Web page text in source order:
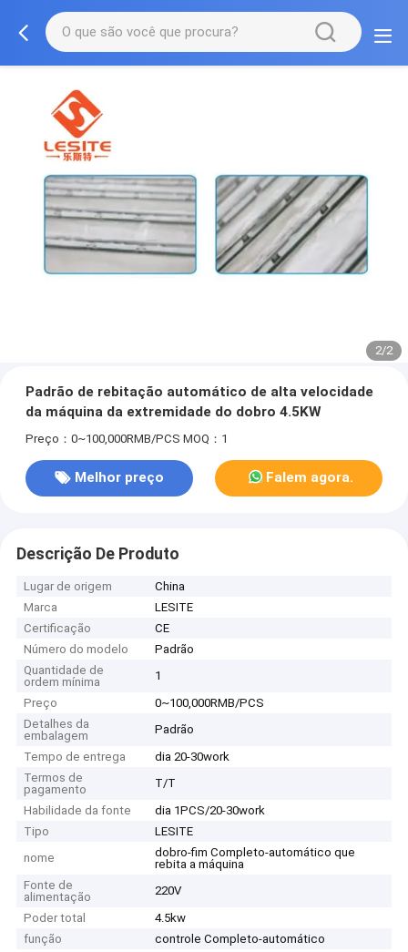
2/2
Padrão de rebitação automático de alta velocidade
da máquina da extremidade do dobro 4.5KW
Preço：0~100,000RMB/PCS MOQ：1
Melhor preço Falem agora.
Descrição De Produto
Lugar de origem
China
Marca
LESITE
Certificação
CE
Número do modelo
Padrão
Quantidade de
ordem mínima
1
Preço
0~100,000RMB/PCS
Detalhes da
embalagem
Padrão
Tempo de entrega
dia 20-30work
Termos de
pagamento
T/T
Habilidade da fonte
dia 1PCS/20-30work
Tipo
LESITE
nome
dobro-fim Completo-automático que
rebita a máquina
Fonte de
alimentação
220V
Poder total
4.5kw
função
controle Completo-automático